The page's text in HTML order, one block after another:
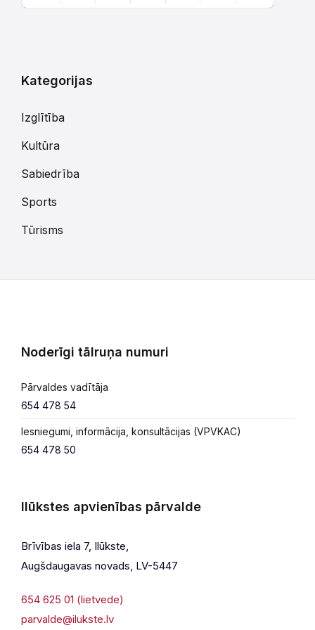
Kategorijas
Izglītība
Kultūra
Sabiedrība
Sports
Tūrisms
Noderīgi tālruņa numuri
Pārvaldes vadītāja
654 478 54
Iesniegumi, informācija, konsultācijas (VPVKAC)
654 478 50
Ilūkstes apvienības pārvalde
Brīvības iela 7, Ilūkste,
Augšdaugavas novads, LV-5447
654 625 01 (lietvede)
parvalde@ilukste.lv